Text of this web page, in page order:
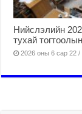
Нийслэлийн
тухай
2026 оны 6 сар 22 /